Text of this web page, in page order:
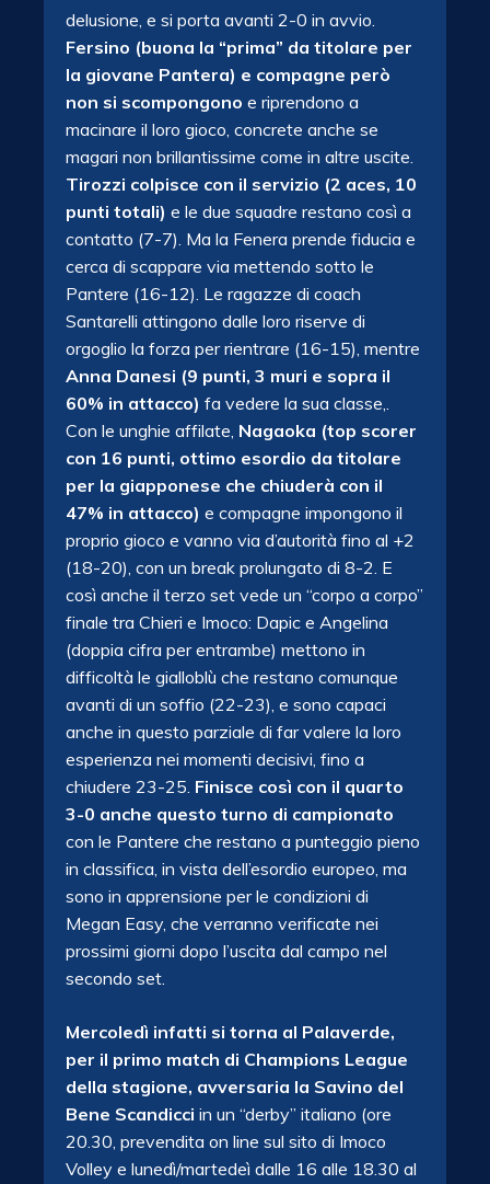
delusione, e si porta avanti 2-0 in avvio.
Fersino (buona la “prima” da titolare per
la giovane Pantera) e compagne però
non si scompongono e riprendono a
macinare il loro gioco, concrete anche se
magari non brillantissime come in altre uscite.
Tirozzi colpisce con il servizio (2 aces, 10
punti totali) e le due squadre restano così a
contatto (7-7). Ma la Fenera prende fiducia e
cerca di scappare via mettendo sotto le
Pantere (16-12). Le ragazze di coach
Santarelli attingono dalle loro riserve di
orgoglio la forza per rientrare (16-15), mentre
Anna Danesi (9 punti, 3 muri e sopra il
60% in attacco) fa vedere la sua classe,.
Con le unghie affilate, Nagaoka (top scorer
con 16 punti, ottimo esordio da titolare
per la giapponese che chiuderà con il
47% in attacco) e compagne impongono il
proprio gioco e vanno via d’autorità fino al +2
(18-20), con un break prolungato di 8-2. E
così anche il terzo set vede un “corpo a corpo”
finale tra Chieri e Imoco: Dapic e Angelina
(doppia cifra per entrambe) mettono in
difficoltà le gialloblù che restano comunque
avanti di un soffio (22-23), e sono capaci
anche in questo parziale di far valere la loro
esperienza nei momenti decisivi, fino a
chiudere 23-25. Finisce così con il quarto
3-0 anche questo turno di campionato
con le Pantere che restano a punteggio pieno
in classifica, in vista dell’esordio europeo, ma
sono in apprensione per le condizioni di
Megan Easy, che verranno verificate nei
prossimi giorni dopo l’uscita dal campo nel
secondo set.
Mercoledì infatti si torna al Palaverde,
per il primo match di Champions League
della stagione, avversaria la Savino del
Bene Scandicci in un “derby” italiano (ore
20.30, prevendita on line sul sito di Imoco
Volley e lunedì/martedeì dalle 16 alle 18.30 al